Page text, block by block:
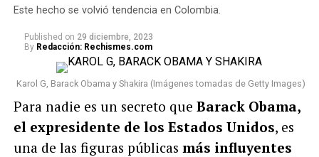
Este hecho se volvió tendencia en Colombia.
Published on 29 diciembre, 2023
By Redacción: Rechismes.com
Karol G, Barack Obama y Shakira (Imágenes tomadas de Getty Images)
Para nadie es un secreto que Barack Obama,
el expresidente de los Estados Unidos, es
una de las figuras públicas más influyentes